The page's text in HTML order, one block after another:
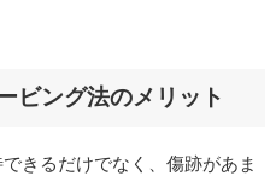
ビング法のメリット
きるだけでなく、傷跡があま